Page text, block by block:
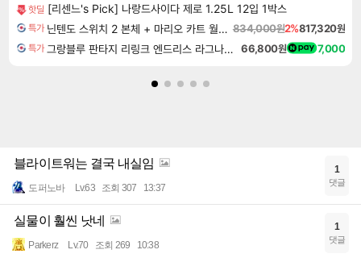
핫딜 [리센느's Pick] 나랑드사이다 제로 1.25L 12입 1박스
특가 닌텐도 스위치 2 본체 + 마리오 카트 월드 + 포켓몬 포코피아 번들 834,000원2%817,320원
특가 그랑블루 판타지 리링크 엔드리스 라그나로크 Granblue Fantasy Relink Endless Ragnarok 66,800원 7,000
블라이트워는 결국 내실임
도퍼노바 Lv.63 조회 307 13:37
1
댓글
실물이 훨씬 낫네
Parkerz Lv.70 조회 269 10:38
1
댓글